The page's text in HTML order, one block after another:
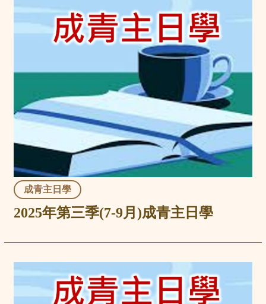
成青主日學
2025年第三季(7-9月)成青主日學